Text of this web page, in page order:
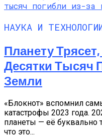
НАУКА И
Планету
Десятки Тысяч
Земли
«Блокнот» вспомнил
катастрофы 2023 года.
планеты — её буквально
что это...